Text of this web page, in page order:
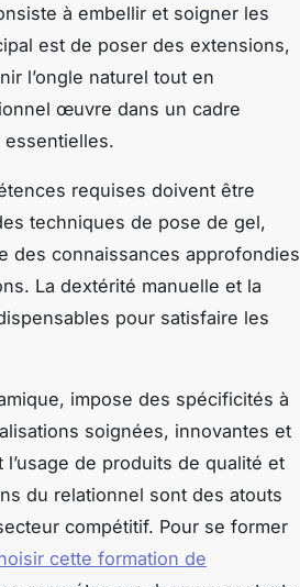
à embellir et soigner les
est de poser des extensions,
l’ongle naturel tout en
œuvre dans un cadre
requises doivent être
techniques de pose de gel,
des connaissances approfondies
La dextérité manuelle et la
pour satisfaire les
impose des spécificités à
soignées, innovantes et
de produits de qualité et
du relationnel sont des atouts
compétitif. Pour se former
cette formation de